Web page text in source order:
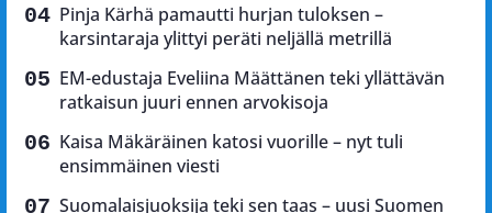
Pinja Kärhä pamautti hurjan tuloksen –
karsintaraja ylittyi peräti neljällä metrillä
EM-edustaja Eveliina Määttänen teki yllättävän
ratkaisun juuri ennen arvokisoja
Kaisa Mäkäräinen katosi vuorille – nyt tuli
ensimmäinen viesti
Suomalaisjuoksija teki sen taas – uusi Suomen